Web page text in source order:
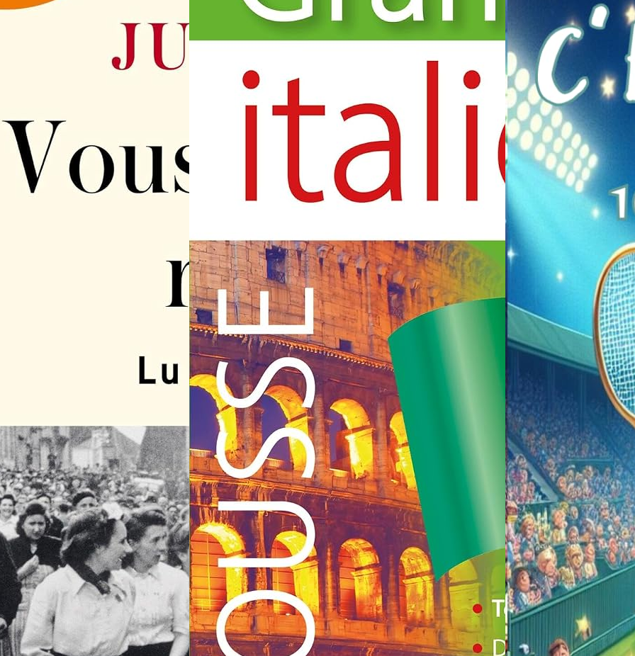
Azure Active Directory – Gestion des
Le